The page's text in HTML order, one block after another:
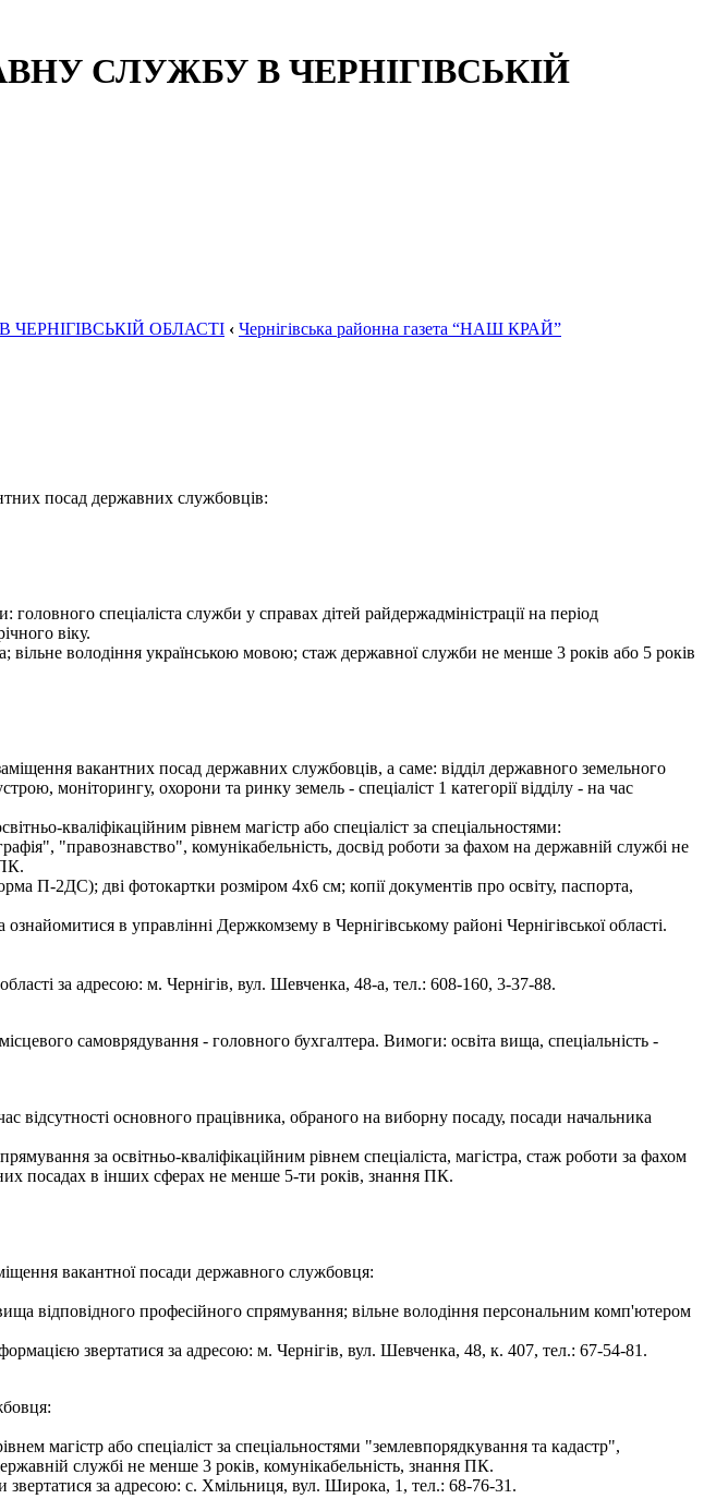
СЛУЖБУ В ЧЕРНІГІВСЬКІЙ
ОБЛАСТІ ‹ Чернігівська районна газета “НАШ КРАЙ”
посад державних службовців:
спеціаліста служби у справах дітей райдержадміністрації на період
віку.
вільне володіння українською мовою; стаж державної служби не менше 3 років або 5 років
вакантних посад державних службовців, а саме: відділ державного земельного
моніторингу, охорони та ринку земель - спеціаліст 1 категорії відділу - на час
кваліфікаційним рівнем магістр або спеціаліст за спеціальностями:
"правознавство", комунікабельність, досвід роботи за фахом на державній службі не
П-2ДС); дві фотокартки розміром 4х6 см; копії документів про освіту, паспорта,
в управлінні Держкомзему в Чернігівському районі Чернігівської області.
за адресою: м. Чернігів, вул. Шевченка, 48-а, тел.: 608-160, 3-37-88.
самоврядування - головного бухгалтера. Вимоги: освіта вища, спеціальність -
відсутності основного працівника, обраного на виборну посаду, посади начальника
за освітньо-кваліфікаційним рівнем спеціаліста, магістра, стаж роботи за фахом
посадах в інших сферах не менше 5-ти років, знання ПК.
вакантної посади державного службовця:
відповідного професійного спрямування; вільне володіння персональним комп'ютером
звертатися за адресою: м. Чернігів, вул. Шевченка, 48, к. 407, тел.: 67-54-81.
магістр або спеціаліст за спеціальностями "землевпорядкування та кадастр",
службі не менше 3 років, комунікабельність, знання ПК.
за адресою: с. Хмільниця, вул. Широка, 1, тел.: 68-76-31.